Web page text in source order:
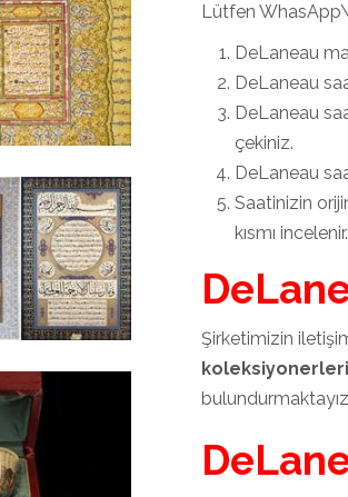
Lütfen
DeLaneau
DeLaneau
DeLaneau
çekiniz.
DeLaneau
Saatinizin
kısmı incelenir.
Şirketimizin
koleksiyonerleri